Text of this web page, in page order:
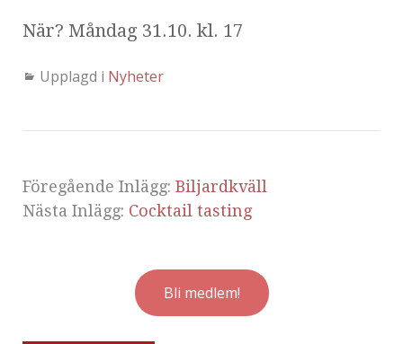
När? Måndag 31.10. kl. 17
Upplagd i Nyheter
Föregående Inlägg: Biljardkväll
Nästa Inlägg: Cocktail tasting
Bli medlem!